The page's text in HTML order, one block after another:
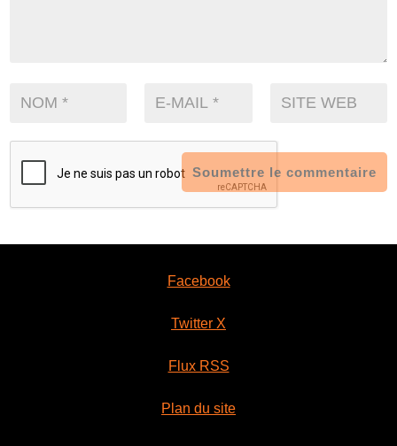
Soumettre le commentaire
Facebook
Twitter X
Flux RSS
Plan du site